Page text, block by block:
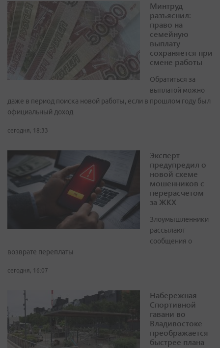
Минтруд
разъяснил:
право на
семейную
выплату
сохраняется при
смене работы
Обратиться за
выплатой можно
даже в период поиска новой работы, если в прошлом году был
официальный доход
сегодня, 18:33
Эксперт
предупредил о
новой схеме
мошенников с
перерасчетом
за ЖКХ
Злоумышленники
рассылают
сообщения о
возврате переплаты
сегодня, 16:07
Набережная
Спортивной
гавани во
Владивостоке
преображается
быстрее плана